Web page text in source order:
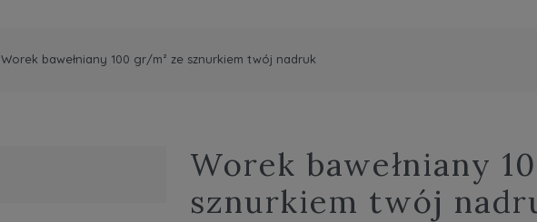
Worek bawełniany 100 gr/m² ze sznurkiem twój nadruk
Worek bawełniany
sznurkiem twój